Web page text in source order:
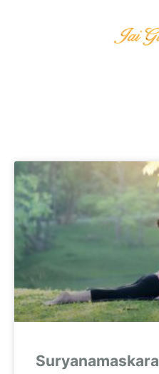
Suryanamaskara